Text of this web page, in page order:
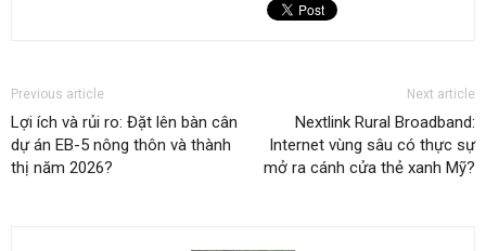
Previous article
Lợi ích và rủi ro: Đặt lên bàn cân
dự án EB-5 nông thôn và thành
thị năm 2026?
Next article
Nextlink Rural Broadband:
Internet vùng sâu có thực sự
mở ra cánh cửa thẻ xanh Mỹ?